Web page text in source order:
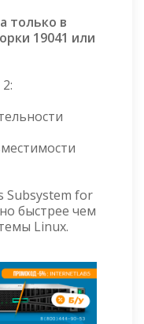
только в
19041 или
Subsystem for
быстрее чем
Linux.